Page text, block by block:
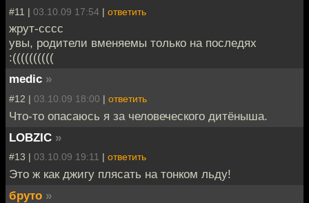
#11 | 03.10.09 17:54 | ответить
жрут-сссс
увы, родители вменяемы только на последях
:((((((((((
medic »
#12 | 03.10.09 18:00 | ответить
Что-то опасаюсь я за человеческого дитёныша.
LOBZIC »
#13 | 03.10.09 19:11 | ответить
Это ж как джигу плясать на тонком льду!
бруто »